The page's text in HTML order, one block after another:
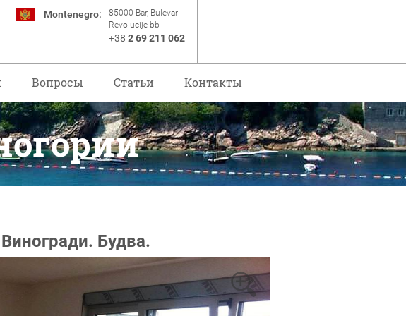
Montenegro:
85000 Bar, Bulevar
Revolucije bb
+38 2 69 211 062
Вопросы Статьи Контакты
Будва.